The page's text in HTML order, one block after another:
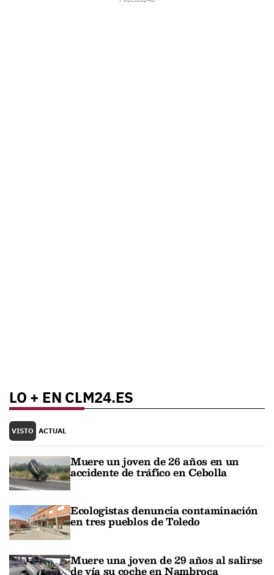
LO + EN CLM24.ES
VISTO ACTUAL
Muere un joven de 26 años en un
accidente de tráfico en Cebolla
Ecologistas denuncia contaminación
en tres pueblos de Toledo
Muere una joven de 29 años al salirse
de vía su coche en Nambroca